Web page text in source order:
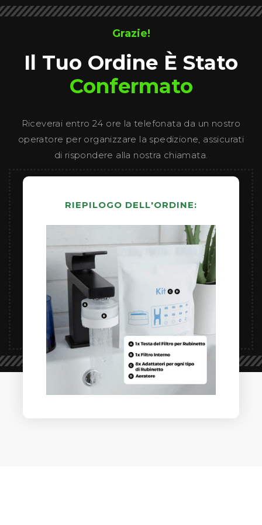
RIEPILOGO DELL'ORDINE:
Grazie!
Il Tuo Ordine È Stato
Confermato
Riceverai entro 24 ore la telefonata da un nostro
operatore per organizzare la spedizione, assicurati
di rispondere alla nostra chiamata.